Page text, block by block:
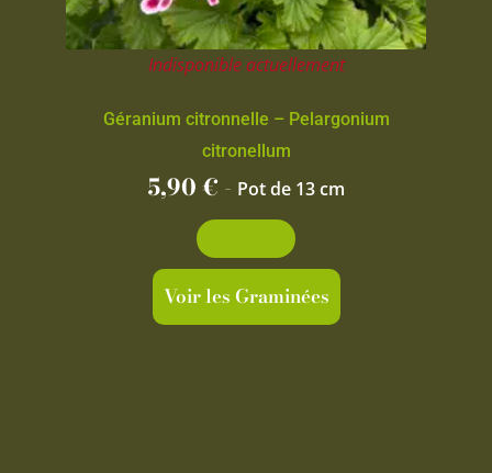
Indisponible actuellement
Géranium citronnelle – Pelargonium
citronellum
5,90€ - Pot de 13 cm
Voir les Graminées